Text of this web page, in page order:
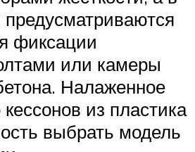
фиксации
или камеры
Налаженное
из пластика
выбрать модель